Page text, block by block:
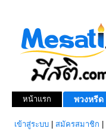
หน้าแรก พวงหรีด
เข้าสู่ระบบ สมัครสมาชิก